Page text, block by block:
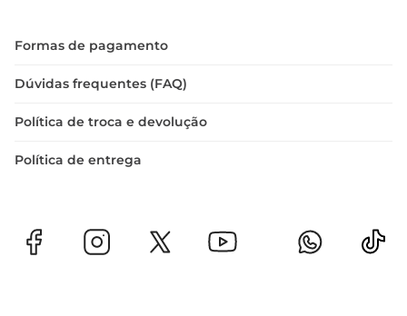
Formas de pagamento
Dúvidas frequentes (FAQ)
Política de troca e devolução
Política de entrega